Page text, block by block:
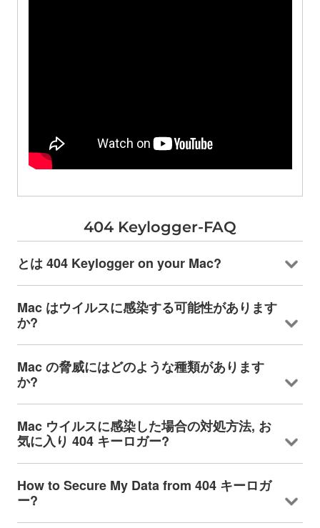
404 Keylogger-FAQ
とは 404 Keylogger on your Mac?
Mac はウイルスに感染する可能性があります
か?
Mac の脅威にはどのような種類があります
か?
Mac ウイルスに感染した場合の対処方法, お
気に入り 404 キーロガー?
How to Secure My Data from 404 キーロガ
ー?